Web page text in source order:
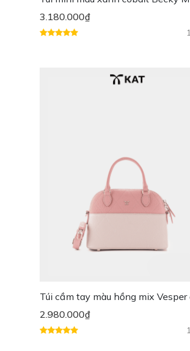
3.180.000₫
Túi cầm tay màu hồng mix Vesper
2.980.000₫